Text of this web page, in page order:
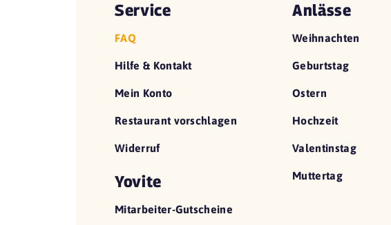
Service
FAQ
Hilfe & Kontakt
Mein Konto
Restaurant vorschlagen
Widerruf
Yovite
Mitarbeiter-Gutscheine
Anlässe
Weihnachten
Geburtstag
Ostern
Hochzeit
Valentinstag
Muttertag